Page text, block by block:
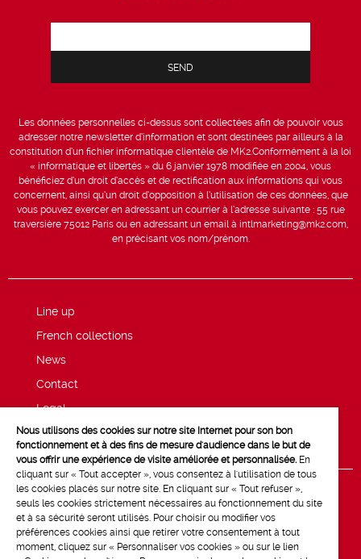
Les données personnelles ci-dessus sont collectées afin de pouvoir vous
adresser notre newsletter d’information et sont destinées par ailleurs à la
constitution d’un fichier informatique clientèle de MK2.Conformément à la loi
« informatique et libertés » du 6 janvier 1978 modifiée en 2004, vous
bénéficiez d’un droit d’accès et de rectification aux informations qui vous
concernent, ainsi qu’un droit d’opposition à l’utilisation de ces données, que
vous pouvez exercer en adressant un courrier à l’adresse suivante : 55 rue
traversière 75012 Paris ou en adressant un email à intlmarketing@mk2.com,
en précisant vos nom/prénom.
Line up
French collections
News
Contact
Legal
Privacy and cookie policy
Nous utilisons des cookies sur notre site Internet pour son bon
fonctionnement et à des fins de mesure d'audience dans le but de
vous offrir une expérience de visite améliorée et personnalisée. En
cliquant sur « Tout accepter », vous consentez à l'utilisation de tous
les cookies placés sur notre site. En cliquant sur « Tout refuser »,
seuls les cookies strictement nécessaires au fonctionnement du site
et à sa sécurité seront utilisés. Pour choisir ou modifier vos
préférences cookies ainsi que retirer votre consentement à tout
moment, cliquez sur « Personnaliser vos cookies » ou sur le lien